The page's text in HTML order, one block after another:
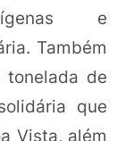
e
Também
de
que
Vista, além